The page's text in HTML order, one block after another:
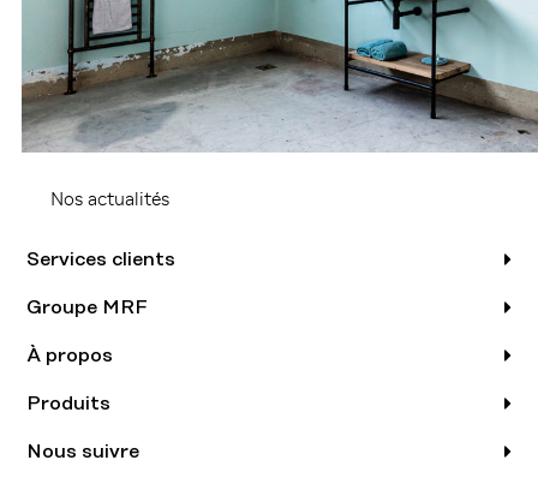
Nos actualités
Services clients
Groupe MRF
À propos
Produits
Nous suivre